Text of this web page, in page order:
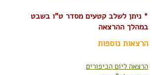
* ניתן לשלב קטעים מסדר ט"ו בשבט
במהלך ההרצאה
הרצאות נוספות
הרצאה ליום הכיפורים